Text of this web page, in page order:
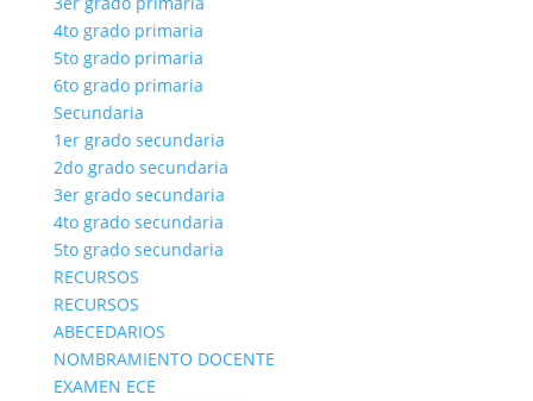
4to grado primaria
5to grado primaria
6to grado primaria
Secundaria
1er grado secundaria
2do grado secundaria
3er grado secundaria
4to grado secundaria
5to grado secundaria
RECURSOS
RECURSOS
ABECEDARIOS
NOMBRAMIENTO DOCENTE
EXAMEN ECE